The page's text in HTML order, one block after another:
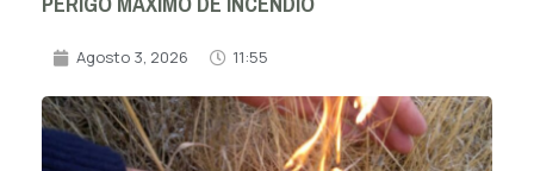
Agosto 3, 2026 11:55